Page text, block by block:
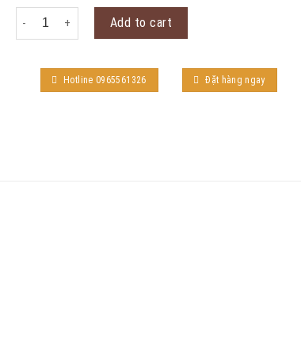
Khóa đồng T85-806-580 quantity
Add to cart
Hotline 0965561326 Đặt hàng ngay